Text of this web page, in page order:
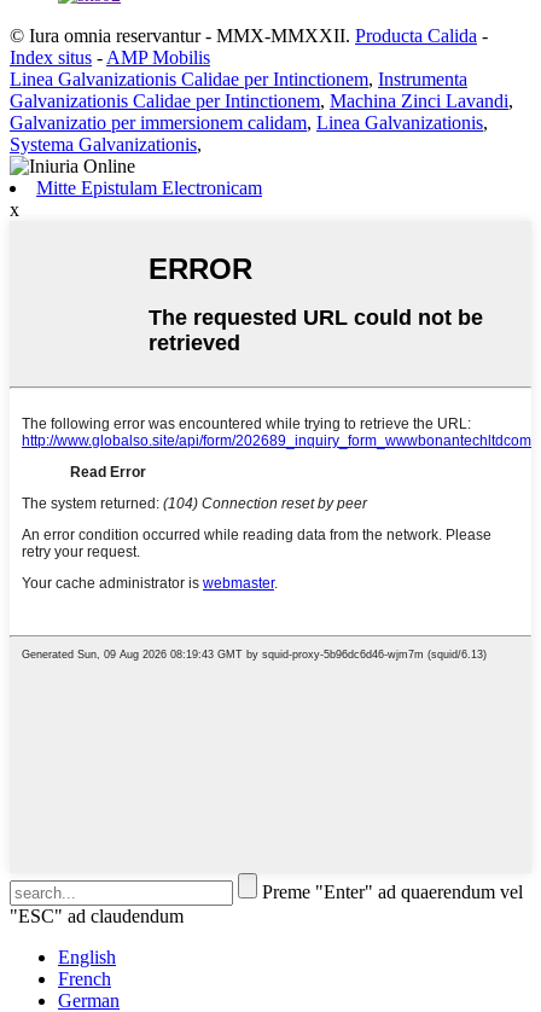
© Iura omnia reservantur - MMX-MMXXII. Producta Calida -
Index situs - AMP Mobilis
Linea Galvanizationis Calidae per Intinctionem, Instrumenta
Galvanizationis Calidae per Intinctionem, Machina Zinci Lavandi,
Galvanizatio per immersionem calidam, Linea Galvanizationis,
Systema Galvanizationis,
Mitte Epistulam Electronicam
x
Preme "Enter" ad quaerendum vel
"ESC" ad claudendum
English
French
German